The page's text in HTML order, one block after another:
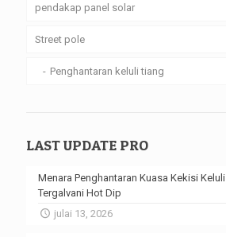
pendakap panel solar
Street pole
Penghantaran keluli tiang
LAST UPDATE PRO
Menara Penghantaran Kuasa Kekisi Keluli
Tergalvani Hot Dip
julai 13, 2026